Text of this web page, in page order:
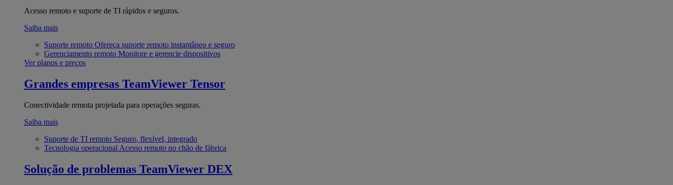
Acesso remoto e suporte de TI rápidos e seguros.
Saiba mais
Suporte remoto Ofereça suporte remoto instantâneo e seguro
Gerenciamento remoto Monitore e gerencie dispositivos
Ver planos e preços
Grandes empresas TeamViewer Tensor
Conectividade remota projetada para operações seguras.
Saiba mais
Suporte de TI remoto Seguro, flexível, integrado
Tecnologia operacional Acesso remoto no chão de fábrica
Solução de problemas TeamViewer DEX